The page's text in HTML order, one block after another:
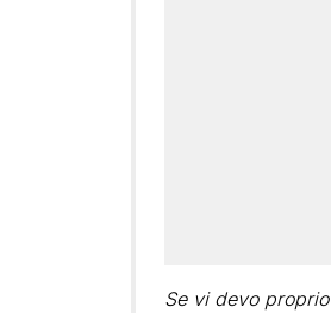
Se vi devo